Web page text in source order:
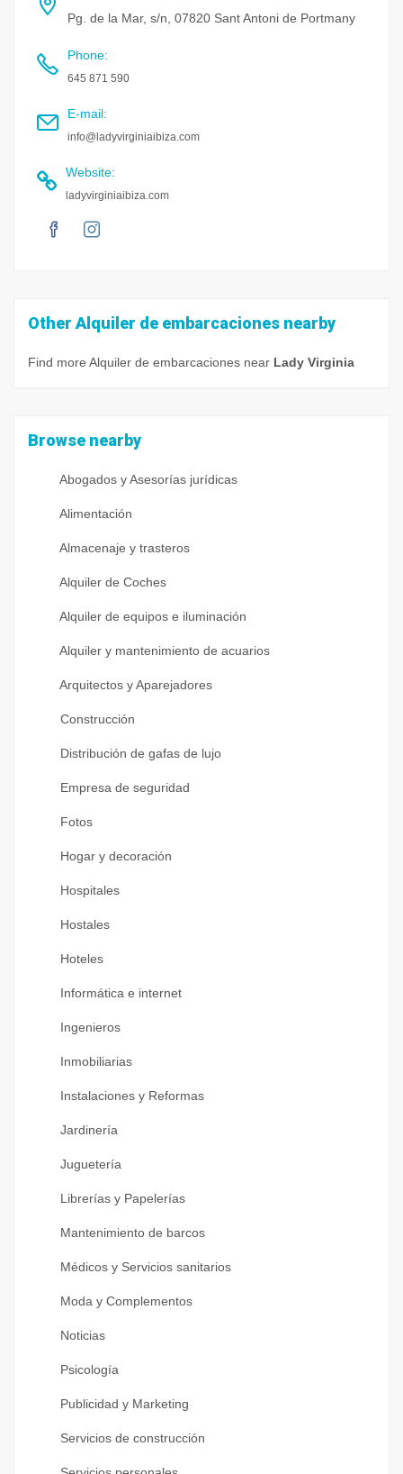
Pg. de la Mar, s/n, 07820 Sant Antoni de Portmany
Phone:
645 871 590
E-mail:
info@ladyvirginiaibiza.com
Website:
ladyvirginiaibiza.com
Other Alquiler de embarcaciones nearby
Find more Alquiler de embarcaciones near Lady Virginia
Browse nearby
Abogados y Asesorías jurídicas
Alimentación
Almacenaje y trasteros
Alquiler de Coches
Alquiler de equipos e iluminación
Alquiler y mantenimiento de acuarios
Arquitectos y Aparejadores
Construcción
Distribución de gafas de lujo
Empresa de seguridad
Fotos
Hogar y decoración
Hospitales
Hostales
Hoteles
Informática e internet
Ingenieros
Inmobiliarias
Instalaciones y Reformas
Jardinería
Juguetería
Librerías y Papelerías
Mantenimiento de barcos
Médicos y Servicios sanitarios
Moda y Complementos
Noticias
Psicología
Publicidad y Marketing
Servicios de construcción